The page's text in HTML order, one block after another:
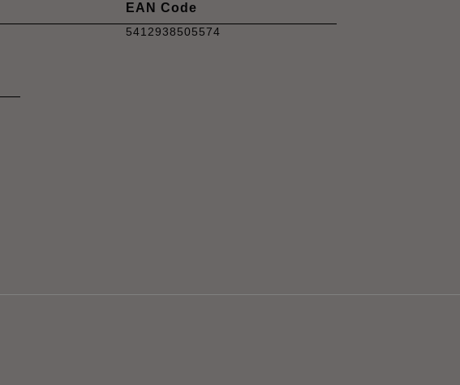
EAN Code
5412938505574